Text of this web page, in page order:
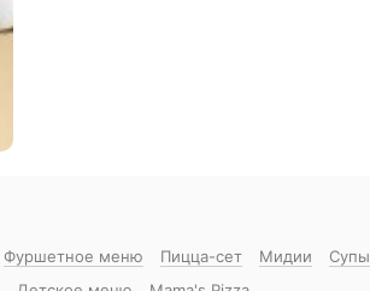
Фуршетное меню Пицца-сет Мидии
Супы